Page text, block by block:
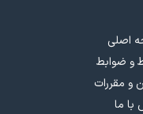
اصلی
و ضوابط
و مقررات
با ما